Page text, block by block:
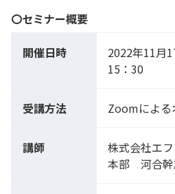
〇セミナー概要
開催日時
2022年11月
15：30
受講方法 Zoomによる
講師
株式会社エ
本部 河合幹